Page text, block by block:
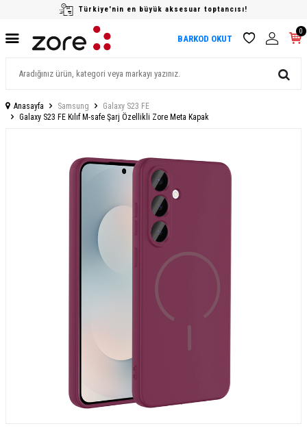
Türkiye'nin en büyük aksesuar toptancısı!
BARKOD OKUT
0
Anasayfa Samsung
Galaxy S23 FE
Galaxy S23 FE Kılıf M-safe Şarj Özellikli Zore Meta Kapak